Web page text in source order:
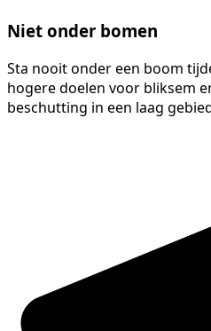
Niet onder bomen
Sta nooit onder een boom
hogere doelen voor bliksem
beschutting in een laag